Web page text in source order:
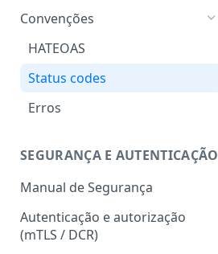
Convenções
HATEOAS
Status codes
Erros
SEGURANÇA E AUTENTICAÇÃO
Manual de Segurança
Autenticação e autorização
(mTLS / DCR)